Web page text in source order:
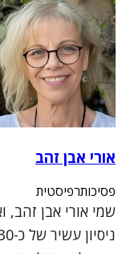
אורי אבן זהב
פסיכותרפיסטית
שמי אורי אבן זהב,